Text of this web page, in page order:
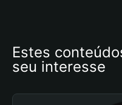
Estes
seu interesse